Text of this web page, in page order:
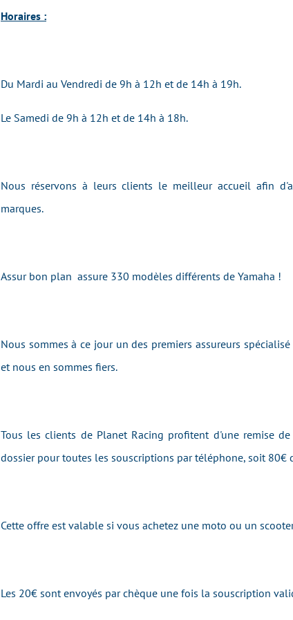
Horaires :
Du Mardi au Vendredi de 9h à 12h et de 14h à 19h.
Le Samedi de 9h à 12h et de 14h à 18h.
Nous réservons à leurs clients le meilleur accueil afin
marques.
Assur bon plan assure 330 modèles différents de Yamaha !
Nous sommes à ce jour un des premiers assureurs
et nous en sommes fiers.
Tous les clients de Planet Racing profitent d'une remise
dossier pour toutes les souscriptions par téléphone, soit 80€
Cette offre est valable si vous achetez une moto ou un
Les 20€ sont envoyés par chèque une fois la souscription